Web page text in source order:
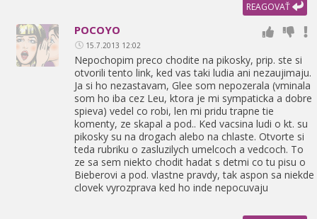
REAGOVAŤ
POCOYO
15.7.2013 12:02
Nepochopim preco chodite na pikosky, prip. ste si
otvorili tento link, ked vas taki ludia ani nezaujimaju.
Ja si ho nezastavam, Glee som nepozerala (vminala
som ho iba cez Leu, ktora je mi sympaticka a dobre
spieva) vedel co robi, len mi pridu trapne tie
komenty, ze skapal a pod.. Ked vacsina ludi o kt. su
pikosky su na drogach alebo na chlaste. Otvorte si
teda rubriku o zasluzilych umelcoch a vedcoch. To
ze sa sem niekto chodit hadat s detmi co tu pisu o
Bieberovi a pod. vlastne pravdy, tak aspon sa niekde
clovek vyrozprava ked ho inde nepocuvaju